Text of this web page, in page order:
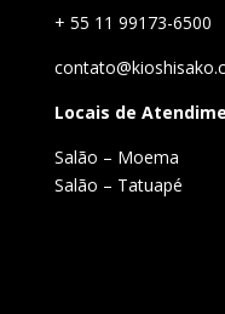
+ 55 11 99173-6500
Locais de
Salão – Moema
Salão – Tatuapé